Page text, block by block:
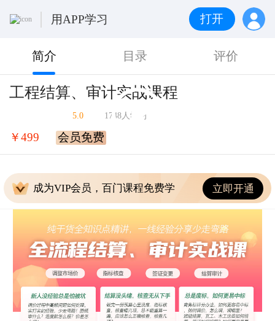
用APP学习 打开
简介 目录 评价
工程结算、审计实战课程
5.0 1748人学习
￥499 会员免费
成为VIP会员，百门课程免费学 立即开通